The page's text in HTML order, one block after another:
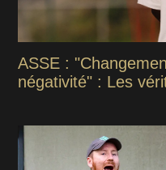
ASSE :
négativité" : Les